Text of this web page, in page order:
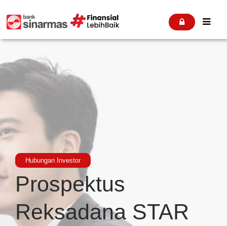
 
Hubungan Investor
Prospektus
Reksadana STAR